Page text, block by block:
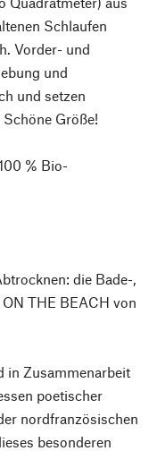
Schlaufen
Vorder- und
und
und setzen
Größe!
% Bio-
die Bade-,
THE BEACH von
in Zusammenarbeit
poetischer
nordfranzösischen
besonderen